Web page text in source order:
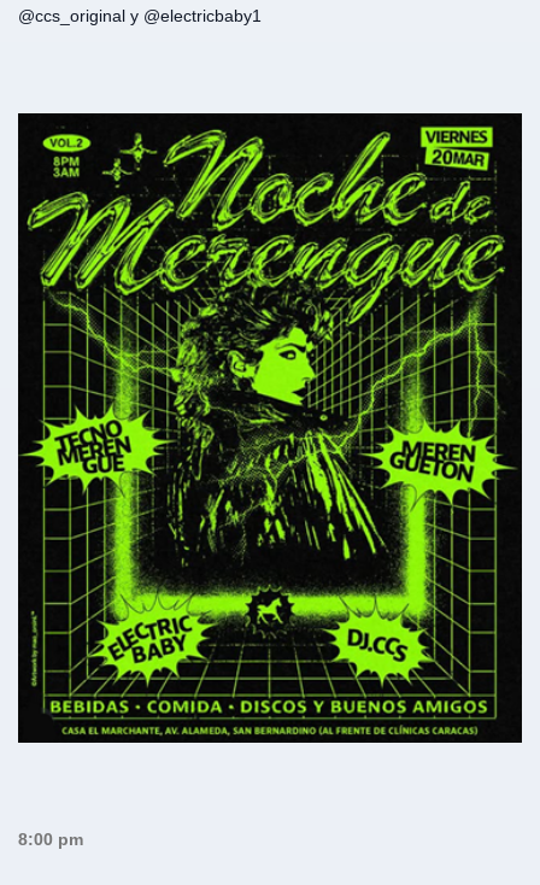
@ccs_original y @electricbaby1
8:00 pm